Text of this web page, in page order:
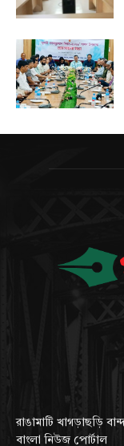
রাঙামাটি খাগড়াছড়ি
বাংলা নিউজ পোর্টাল